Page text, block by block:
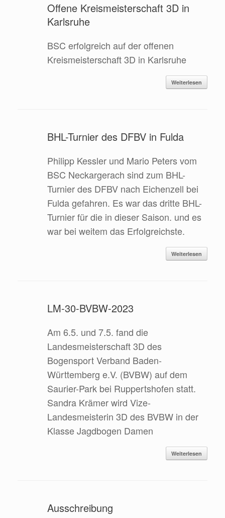
Offene Kreismeisterschaft 3D in
Karlsruhe
BSC erfolgreich auf der offenen
Kreismeisterschaft 3D in Karlsruhe
Weiterlesen
BHL-Turnier des DFBV in Fulda
Philipp Kessler und Mario Peters vom
BSC Neckargerach sind zum BHL-
Turnier des DFBV nach Eichenzell bei
Fulda gefahren. Es war das dritte BHL-
Turnier für die in dieser Saison. und es
war bei weitem das Erfolgreichste.
Weiterlesen
LM-30-BVBW-2023
Am 6.5. und 7.5. fand die
Landesmeisterschaft 3D des
Bogensport Verband Baden-
Württemberg e.V. (BVBW) auf dem
Saurier-Park bei Ruppertshofen statt.
Sandra Krämer wird Vize-
Landesmeisterin 3D des BVBW in der
Klasse Jagdbogen Damen
Weiterlesen
Ausschreibung